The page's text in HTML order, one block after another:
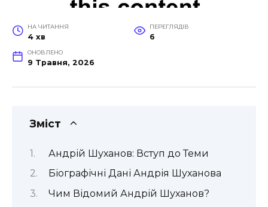
НА ЧИТАННЯ
4 хв
ПЕРЕГЛЯДІВ
6
ОНОВЛЕНО
9 Травня, 2026
Зміст
Андрій Шуханов: Вступ до Теми
Біографічні Дані Андрія Шуханова
Чим Відомий Андрій Шуханов?